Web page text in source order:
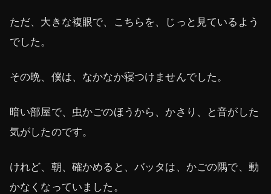
ただ、大きな複眼で、こちらを、じっと見ているよう
でした。
その晩、僕は、なかなか寝つけませんでした。
暗い部屋で、虫かごのほうから、かさり、と音がした
気がしたのです。
けれど、朝、確かめると、バッタは、かごの隅で、動
かなくなっていました。